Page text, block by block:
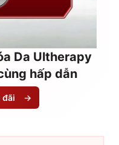
Da Ultherapy
hấp dẫn
đãi →